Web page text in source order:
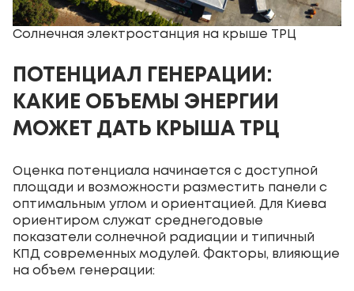
Солнечная электростанция на крыше ТРЦ
ПОТЕНЦИАЛ ГЕНЕРАЦИИ:
КАКИЕ ОБЪЕМЫ ЭНЕРГИИ
МОЖЕТ ДАТЬ КРЫША ТРЦ
Оценка потенциала начинается с доступной
площади и возможности разместить панели с
оптимальным углом и ориентацией. Для Киева
ориентиром служат среднегодовые
показатели солнечной радиации и типичный
КПД современных модулей. Факторы, влияющие
на объем генерации: